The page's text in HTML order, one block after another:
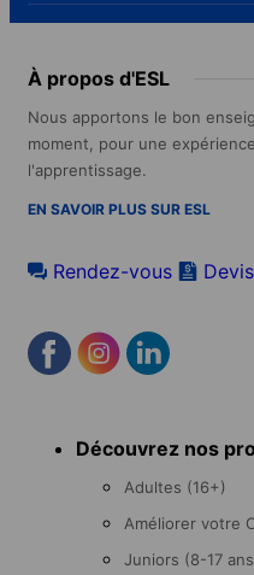
À propos d'ESL
Nous apportons le bon
moment, pour une
l'apprentissage.
EN SAVOIR PLUS SUR ESL
Rendez-vous
menu Découvrez nos
Adultes (16+)
Améliorer votre
Juniors (8-17